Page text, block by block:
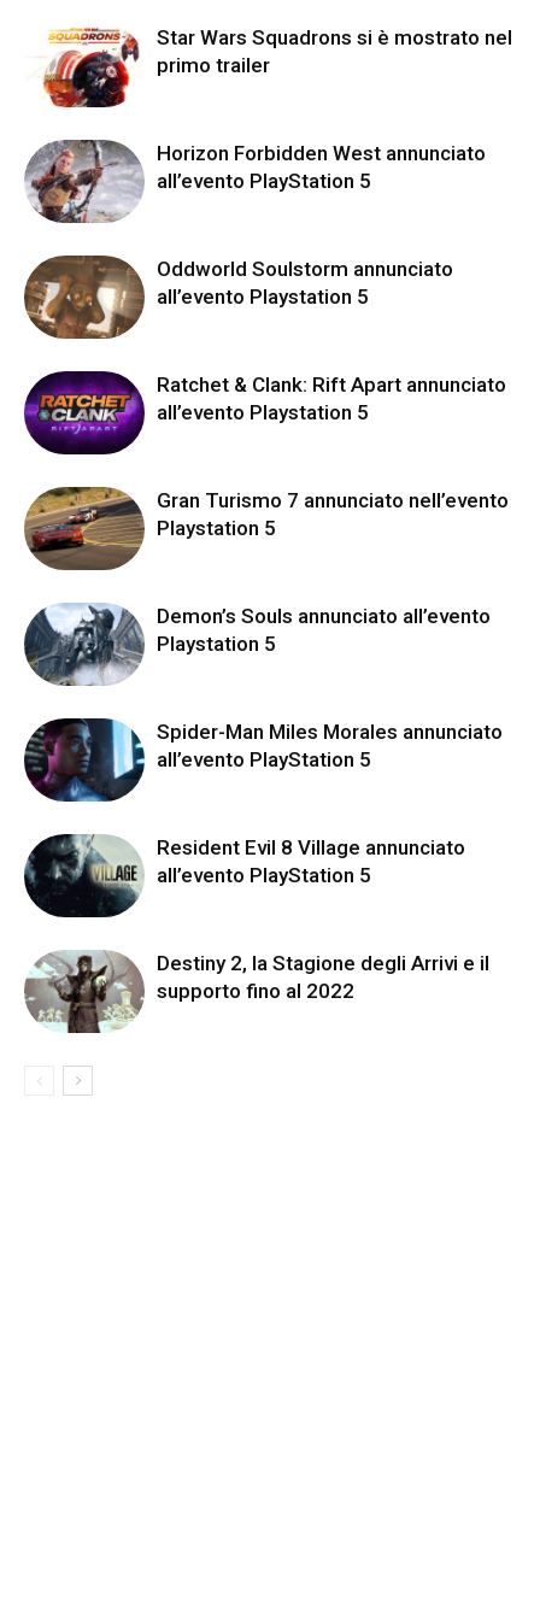
Star Wars Squadrons si è mostrato nel
primo trailer
Horizon Forbidden West annunciato
all’evento PlayStation 5
Oddworld Soulstorm annunciato
all’evento Playstation 5
Ratchet & Clank: Rift Apart annunciato
all’evento Playstation 5
Gran Turismo 7 annunciato nell’evento
Playstation 5
Demon’s Souls annunciato all’evento
Playstation 5
Spider-Man Miles Morales annunciato
all’evento PlayStation 5
Resident Evil 8 Village annunciato
all’evento PlayStation 5
Destiny 2, la Stagione degli Arrivi e il
supporto fino al 2022